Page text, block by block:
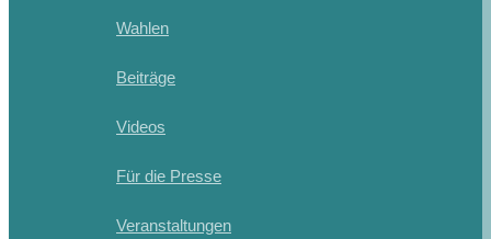
Wahlen
Beiträge
Videos
Für die Presse
Veranstaltungen